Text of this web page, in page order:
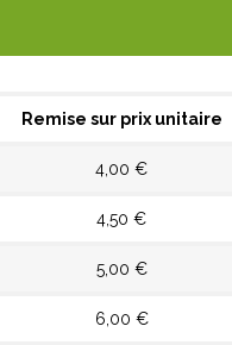
Remise sur prix unitaire
4,00 €
4,50 €
5,00 €
6,00 €